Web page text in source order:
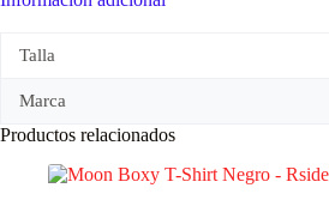
Talla
Marca
Productos relacionados